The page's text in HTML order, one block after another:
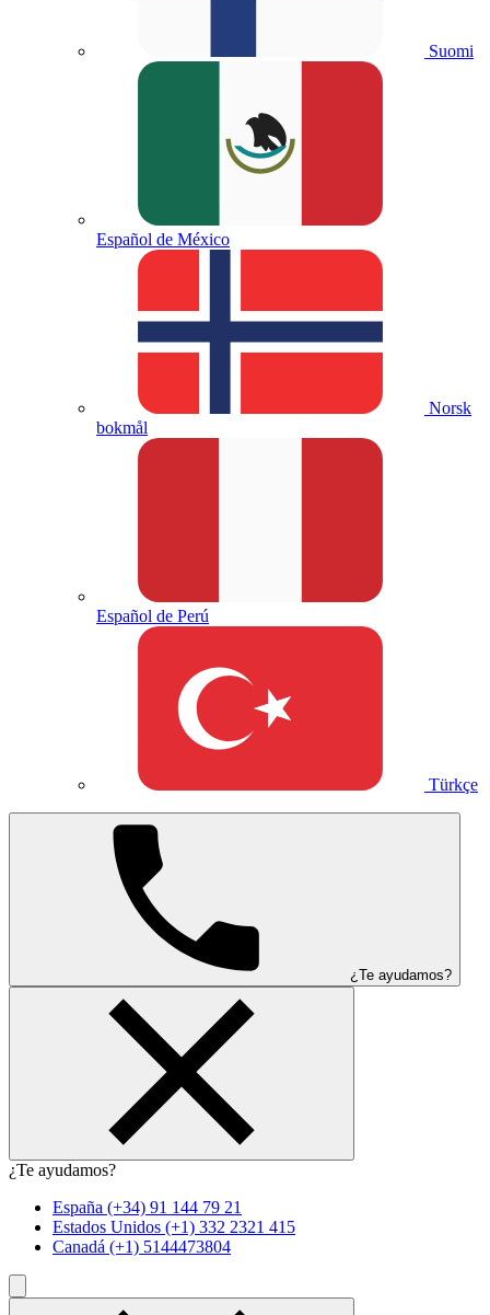
Suomi
Español de México
Norsk
bokmål
Español de Perú
Türkçe
¿Te ayudamos?
¿Te ayudamos?
España (+34) 91 144 79 21
Estados Unidos (+1) 332 2321 415
Canadá (+1) 5144473804